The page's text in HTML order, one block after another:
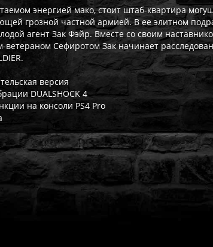
энергией мако, стоит штаб-квартира
грозной частной армией. В ее элитном
агент Зак Фэйр. Вместе со своим
ветераном Сефиротом Зак начинает
версия
DUALSHOCK 4
на консоли PS4 Pro
Прокат выдаётся автоматически сразу
Если локализация игры для PlayStation
Свяжитесь с нашей поддержкой — поможем
Да, наша поддержка работает ежедневно